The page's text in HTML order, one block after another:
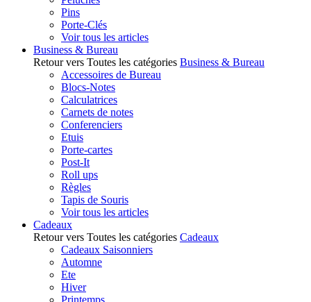
Pins
Porte-Clés
Voir tous les articles
Business & Bureau
Retour vers Toutes les catégories Business & Bureau
Accessoires de Bureau
Blocs-Notes
Calculatrices
Carnets de notes
Conferenciers
Etuis
Porte-cartes
Post-It
Roll ups
Règles
Tapis de Souris
Voir tous les articles
Cadeaux
Retour vers Toutes les catégories Cadeaux
Cadeaux Saisonniers
Automne
Ete
Hiver
Printemps